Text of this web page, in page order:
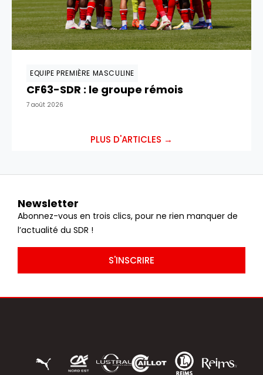
EQUIPE PREMIÈRE MASCULINE
CF63-SDR : le groupe rémois
7 août 2026
PLUS D'ARTICLES →
Newsletter
Abonnez-vous en trois clics, pour ne rien manquer de
l’actualité du SDR !
S'INSCRIRE